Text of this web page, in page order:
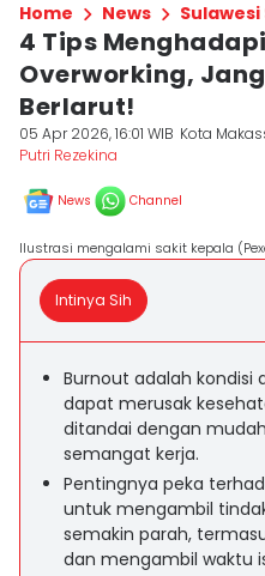
Home News
4 Tips
Overworking,
Berlarut!
05 Apr 2026, 16:01 WIB Kota
Putri Rezekina
News Channel
Ilustrasi mengalami sakit kepala
Intinya Sih
Burnout adalah kondisi
dapat merusak
ditandai dengan
semangat kerja.
Pentingnya peka
untuk mengambil
semakin parah,
dan mengambil waktu